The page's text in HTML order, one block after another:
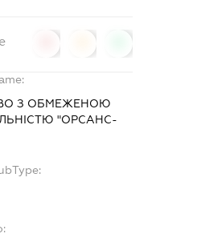
З ОБМЕЖЕНОЮ
"ОРСАНС-